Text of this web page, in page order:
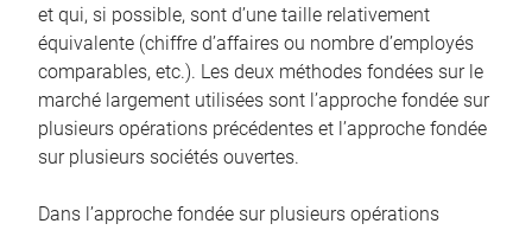
et qui, si possible, sont d’une taille relativement
équivalente (chiffre d’affaires ou nombre d’employés
comparables, etc.). Les deux méthodes fondées sur le
marché largement utilisées sont l’approche fondée sur
plusieurs opérations précédentes et l’approche fondée
sur plusieurs sociétés ouvertes.
Dans l’approche fondée sur plusieurs opérations